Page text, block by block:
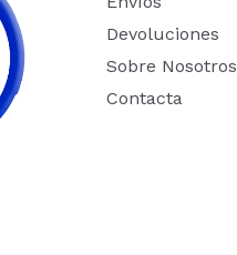
Devoluciones
Sobre Nosotros
Contacta